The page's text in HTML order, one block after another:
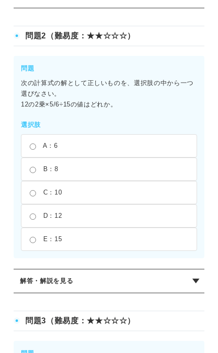
与式は54×16/9÷8となる。まず、54×16/9を計算すると、54
と分母の9が約分できて6×16＝96となる。次に、この値を8
12が導き出せる。
問題2（難易度：★★☆☆☆）
問題
次の計算式の解として正しいものを、選択肢の中から一つ
選びなさい。
12の2乗×5/6÷15の値はどれか。
選択肢
A：6
B：8
C：10
D：12
E：15
解答・解説を見る
与式は144×5/6÷15となる。まず、144×5/6を計算すると、
144と分母の6が約分できて24×5＝120となる。次に、この
問題3（難易度：★★☆☆☆）